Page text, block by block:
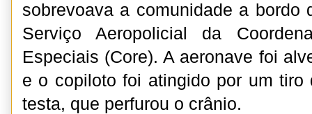
sobrevoava a comunidade a bordo
Serviço Aeropolicial da
Especiais (Core). A aeronave foi
e o copiloto foi atingido por um tiro
testa, que perfurou o crânio.